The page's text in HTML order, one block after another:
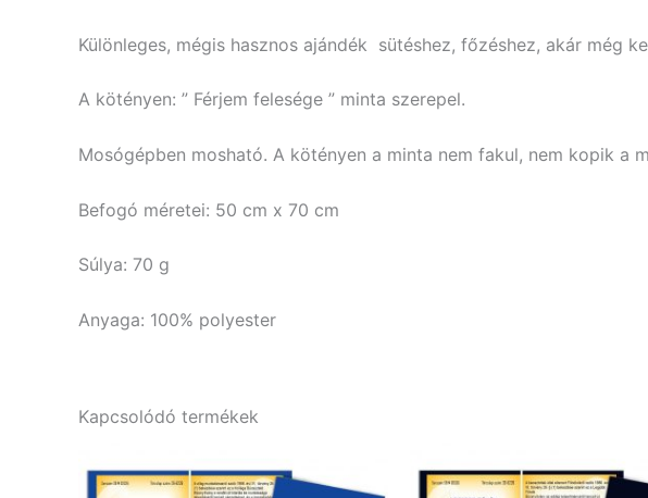
Különleges, mégis hasznos ajándék sütéshez, főzéshez, akár még
A kötényen: ” Férjem felesége ” minta szerepel.
Mosógépben mosható. A kötényen a minta nem fakul, nem kopik a
Befogó méretei: 50 cm x 70 cm
Súlya: 70 g
Anyaga: 100% polyester
Kapcsolódó termékek